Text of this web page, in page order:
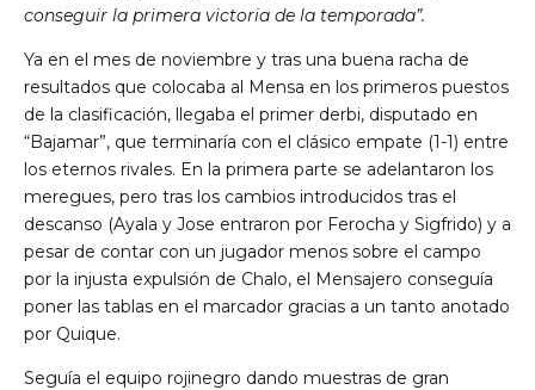
conseguir la primera victoria de la temporada”.
Ya en el mes de noviembre y tras una buena racha de
resultados que colocaba al Mensa en los primeros puestos
de la clasificación, llegaba el primer derbi, disputado en
“Bajamar”, que terminaría con el clásico empate (1-1) entre
los eternos rivales. En la primera parte se adelantaron los
meregues, pero tras los cambios introducidos tras el
descanso (Ayala y Jose entraron por Ferocha y Sigfrido) y a
pesar de contar con un jugador menos sobre el campo
por la injusta expulsión de Chalo, el Mensajero conseguía
poner las tablas en el marcador gracias a un tanto anotado
por Quique.
Seguía el equipo rojinegro dando muestras de gran